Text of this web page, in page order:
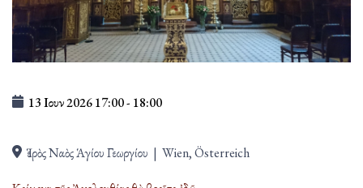
13 Ιουν 202617:00- 18:00
Ἱερὸς Ναὸς Ἁγίου Γεωργίου | Wien, Österreich